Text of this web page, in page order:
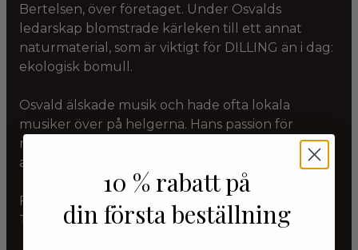
Bertelsen, över företaget. Under Osvalds
ledarskap blomstrade kärleken till ett annat
naturmaterial, som är viktigt för DILLING än i dag:
ekologisk bomull.
Osvald älskade musik och hade ofta lokala
musiker över på helgerna. Hans passion för
musiken inspirerade till det som skulle bli något
av hans motto: ”Vi ska leva också”.
Företaget bytte namn till Osvald H. Bertelsen
Tricotagefabrik.
10 % rabatt på
din första beställning